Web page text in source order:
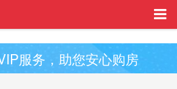
服务，助您安心购房